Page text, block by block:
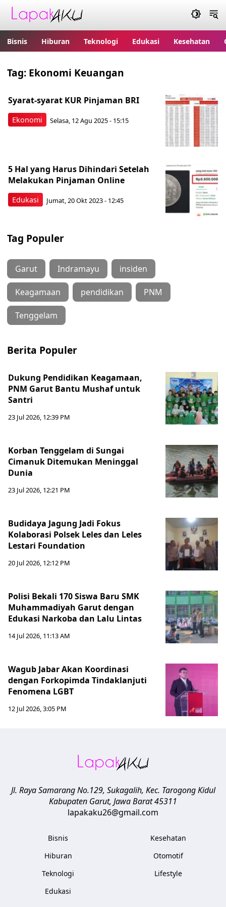
Bisnis Hiburan Teknologi Edukasi Kesehatan
Tag: Ekonomi Keuangan
Ekonomi
Syarat-syarat KUR Pinjaman BRI
Selasa, 12 Agu 2025 - 15:15
Edukasi
5 Hal yang Harus Dihindari Setelah
Melakukan Pinjaman Online
Jumat, 20 Okt 2023 - 12:45
Tag Populer
Garut Indramayu insiden
Keagamaan pendidikan PNM
Tenggelam
Berita Populer
Dukung Pendidikan Keagamaan,
PNM Garut Bantu Mushaf untuk
Santri
23 Jul 2026, 12:39 PM
Korban Tenggelam di Sungai
Cimanuk Ditemukan Meninggal
Dunia
23 Jul 2026, 12:21 PM
Budidaya Jagung Jadi Fokus
Kolaborasi Polsek Leles dan Leles
Lestari Foundation
20 Jul 2026, 12:12 PM
Polisi Bekali 170 Siswa Baru SMK
Muhammadiyah Garut dengan
Edukasi Narkoba dan Lalu Lintas
14 Jul 2026, 11:13 AM
Wagub Jabar Akan Koordinasi
dengan Forkopimda Tindaklanjuti
Fenomena LGBT
12 Jul 2026, 3:05 PM
Jl. Raya Samarang No.129, Sukagalih, Kec. Tarogong Kidul
Kabupaten Garut, Jawa Barat45311
lapakaku26@gmail.com
Bisnis
Hiburan
Teknologi
Edukasi
Kesehatan
Otomotif
Lifestyle